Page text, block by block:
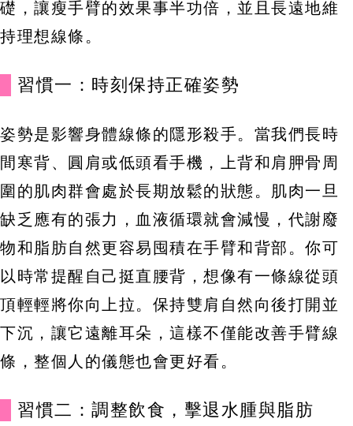
礎，讓瘦手臂的效果事半功倍，並且長遠地維
持理想線條。
習慣一：時刻保持正確姿勢
姿勢是影響身體線條的隱形殺手。當我們長時
間寒背、圓肩或低頭看手機，上背和肩胛骨周
圍的肌肉群會處於長期放鬆的狀態。肌肉一旦
缺乏應有的張力，血液循環就會減慢，代謝廢
物和脂肪自然更容易囤積在手臂和背部。你可
以時常提醒自己挺直腰背，想像有一條線從頭
頂輕輕將你向上拉。保持雙肩自然向後打開並
下沉，讓它遠離耳朵，這樣不僅能改善手臂線
條，整個人的儀態也會更好看。
習慣二：調整飲食，擊退水腫與脂肪